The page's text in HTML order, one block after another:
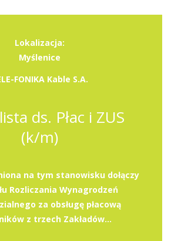
Lokalizacja:
Myślenice
FONIKA Kable S.A.
ds. Płac i ZUS
(k/m)
na tym stanowisku dołączy
Rozliczania Wynagrodzeń
za obsługę płacową
z trzech Zakładów...